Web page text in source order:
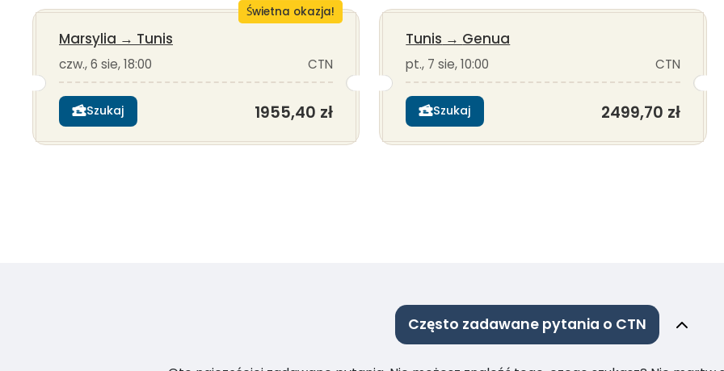
Świetna okazja!
Marsylia → Tunis
czw., 6 sie, 18:00 CTN
Szukaj 1955,40 zł
Tunis → Genua
pt., 7 sie, 10:00 CTN
Szukaj 2499,70 zł
Często zadawane pytania o CTN